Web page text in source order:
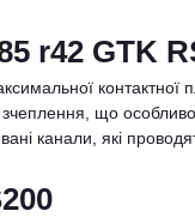
r42 GTK
контактної
що
канали, які